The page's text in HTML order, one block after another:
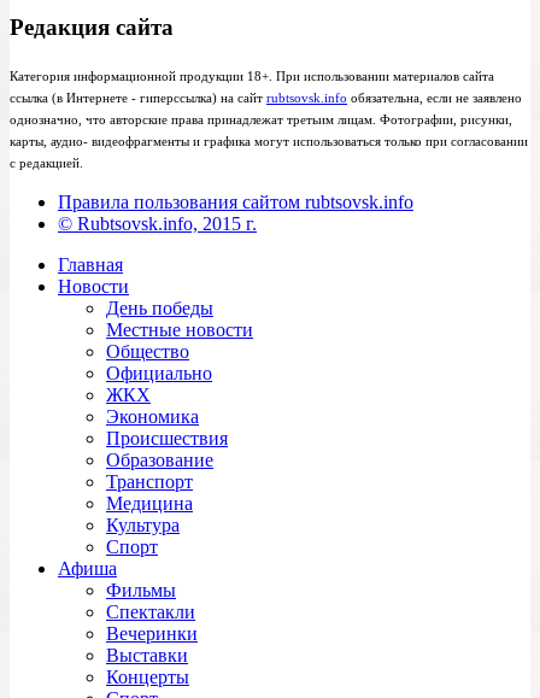
Редакция сайта
Категория информационной продукции 18+. При использовании материалов сайта
ссылка (в Интернете - гиперссылка) на сайт rubtsovsk.info обязательна, если не заявлено
однозначно, что авторские права принадлежат третьим лицам. Фотографии, рисунки,
карты, аудио- видеофрагменты и графика могут использоваться только при согласовании
с редакцией.
Правила пользования сайтом rubtsovsk.info
© Rubtsovsk.info, 2015 г.
Главная
Новости
День победы
Местные новости
Общество
Официально
ЖКХ
Экономика
Происшествия
Образование
Транспорт
Медицина
Культура
Спорт
Афиша
Фильмы
Спектакли
Вечеринки
Выставки
Концерты